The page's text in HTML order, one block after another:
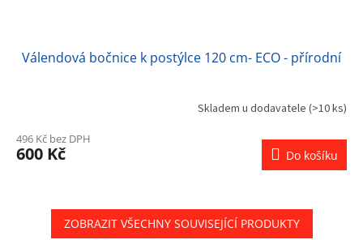
Válendová bočnice k postýlce 120 cm- ECO - přírodní
Skladem u dodavatele (>10 ks)
496 Kč bez DPH
600 Kč Do košíku
ZOBRAZIT VŠECHNY SOUVISEJÍCÍ PRODUKTY